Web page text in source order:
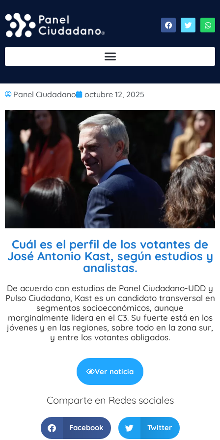
Panel Ciudadano octubre 12, 2025
Cuál es el perfil de los votantes de
José Antonio Kast, según estudios y
analistas.
De acuerdo con estudios de Panel Ciudadano-UDD y
Pulso Ciudadano, Kast es un candidato transversal en
segmentos socioeconómicos, aunque
marginalmente lidera en el C3. Su fuerte está en los
jóvenes y en las regiones, sobre todo en la zona sur,
y entre los votantes obligados.
Ver noticia
Comparte en Redes sociales
Facebook Twitter